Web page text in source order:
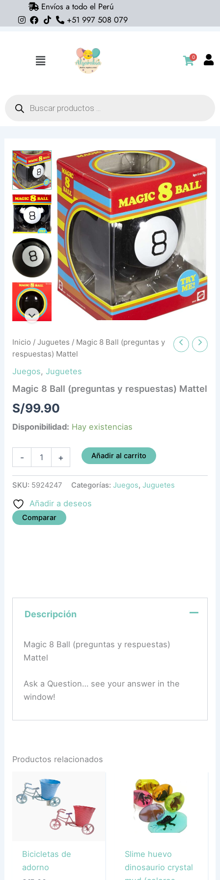
Envíos a todo el Perú
+51 997 508 079
Flyout
0
productos
Inicio /Juguetes / Magic 8 Ball (preguntas y
respuestas) Mattel
Juegos,Juguetes
Magic 8 Ball (preguntas y respuestas) Mattel
S/99.90
Disponibilidad: Hay existencias
-
Magic
8
Ball
(preguntas
y
respuestas)
Mattel
cantidad
+ Añadir al carrito
SKU: 5924247 Categorías:Juegos,Juguetes
Añadir a deseos
Comparar
Descripción
Magic 8 Ball (preguntas y respuestas)
Mattel
Ask a Question… see your answer in the
window!
Productos relacionados
Bicicletas de
adorno
Slime huevo
dinosaurio crystal